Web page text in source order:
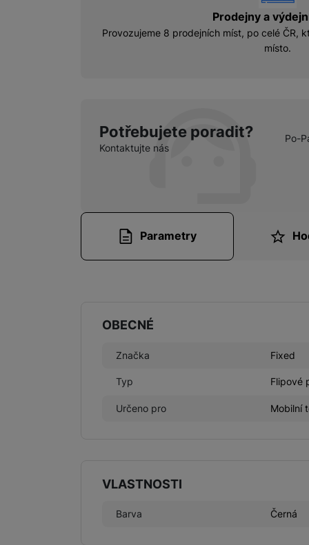
Prodejny a
Provozujeme 8 prodejních míst, po celé ČR,
místo.
Potřebujete poradit?
Kontaktujte nás
Po-
Parametry
OBECNÉ
Značka Fixed
Typ Flipové
Určeno pro Mobilní
VLASTNOSTI
Barva Černá